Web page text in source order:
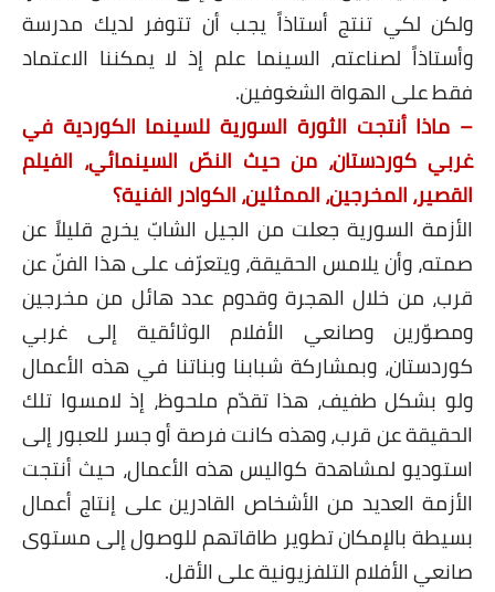
ولكن لكي تنتج أستاذاً يجب أن تتوفر لديك مدرسة
وأستاذاً لصناعته، السينما علم إذ لا يمكننا الاعتماد
فقط على الهواة الشغوفين.
– ماذا أنتجت الثورة السورية للسينما الكوردية في
غربي كوردستان، من حيث النصّ السينمائي، الفيلم
القصير، المخرجين، الممثلين، الكوادر الفنية؟
الأزمة السورية جعلت من الجيل الشابّ يخرج قليلاً عن
صمته، وأن يلامس الحقيقة، ويتعرّف على هذا الفنّ عن
قرب، من خلال الهجرة وقدوم عدد هائل من مخرجين
ومصوّرين وصانعي الأفلام الوثائقية إلى غربي
كوردستان، وبمشاركة شبابنا وبناتنا في هذه الأعمال
ولو بشكل طفيف، هذا تقدّم ملحوظ، إذ لامسوا تلك
الحقيقة عن قرب، وهذه كانت فرصة أو جسر للعبور إلى
استوديو لمشاهدة كواليس هذه الأعمال، حيث أنتجت
الأزمة العديد من الأشخاص القادرين على إنتاج أعمال
بسيطة بالإمكان تطوير طاقاتهم للوصول إلى مستوى
صانعي الأفلام التلفزيونية على الأقل.